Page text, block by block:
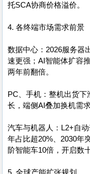
托SCA协商价格溢价。
4. 各终端市场需求前景
数据中心：2026服务器
速更强；AI智能体扩容
两年前翻倍。
PC、手机：整机出货
长，端侧AI叠加换机需
汽车与机器人：L2+自
年占比超20%、2030年
阶智能车10倍，开启数